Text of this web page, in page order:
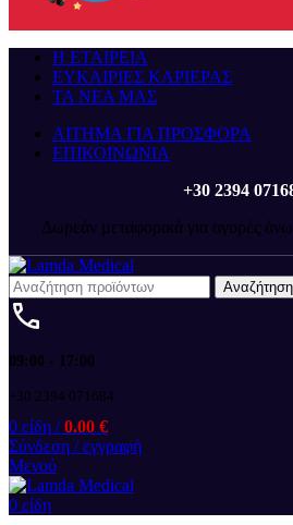
Η ΕΤΑΙΡΕΙΑ
ΕΥΚΑΙΡΙΕΣ ΚΑΡΙΕΡΑΣ
ΤΑ ΝΕΑ ΜΑΣ
ΑΙΤΗΜΑ ΓΙΑ ΠΡΟΣΦΟΡΑ
ΕΠΙΚΟΙΝΩΝΙΑ
+30 2394
Δωρεάν μεταφορικά για αγορές
Αναζήτηση
09:00 - 17:00
+30 2394 071684
0 είδη / 0.00 €
Σύνδεση / εγγραφή
Μενού
0 είδη